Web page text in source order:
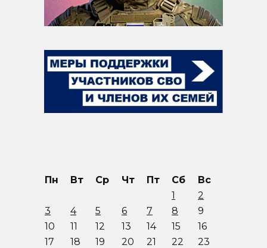
Пн Вт Ср Чт Пт Сб
Вс
1
2
3
4 5 6 7 8
9
10
11 12 13 14 15
16
17
18 19 20 21 22
23